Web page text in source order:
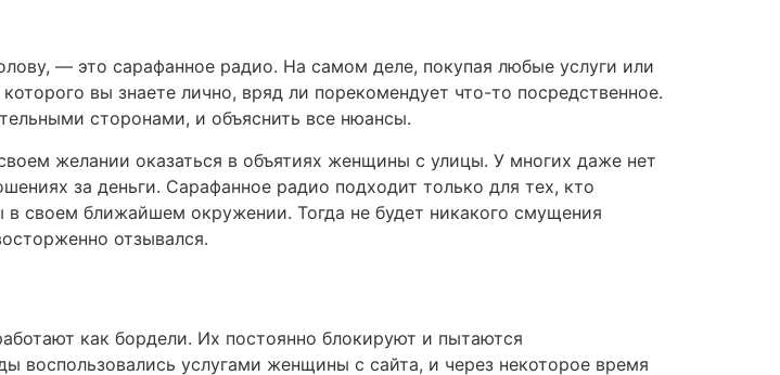
— это сарафанное радио. На самом деле, покупая любые услуги или
вы знаете лично, вряд ли порекомендует что-то посредственное.
сторонами, и объяснить все нюансы.
желании оказаться в объятиях женщины с улицы. У многих даже нет
за деньги. Сарафанное радио подходит только для тех, кто
своем ближайшем окружении. Тогда не будет никакого смущения
отзывался.
как бордели. Их постоянно блокируют и пытаются
воспользовались услугами женщины с сайта, и через некоторое время